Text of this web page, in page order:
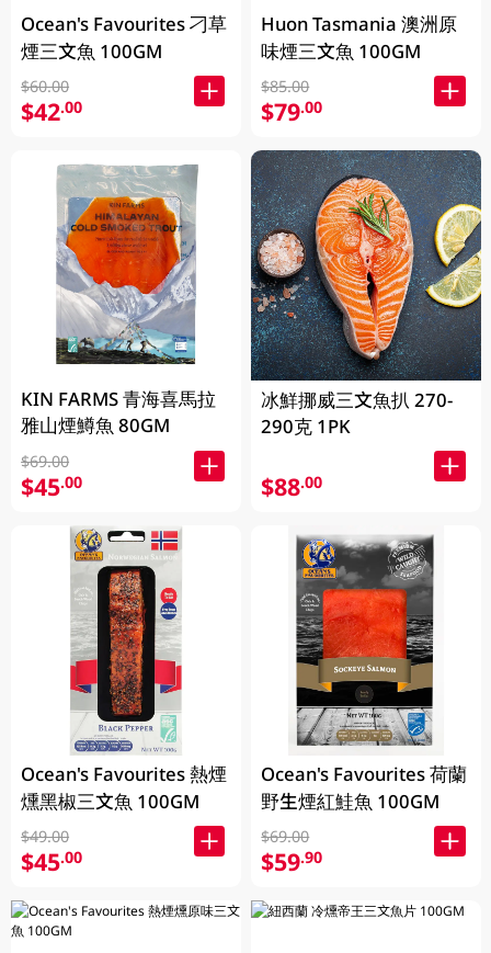
Ocean's Favourites 刁草
煙三文魚 100GM
$60.00
$42.00
KIN FARMS 青海喜馬拉
雅山煙鱒魚 80GM
$69.00
$45.00
Ocean's Favourites 熱煙
燻黑椒三文魚 100GM
$49.00
$45.00
Huon Tasmania 澳洲原
味煙三文魚 100GM
$85.00
$79.00
冰鮮挪威三文魚扒 270-
290克 1PK
$88.00
Ocean's Favourites 荷蘭
野生煙紅鮭魚 100GM
$69.00
$59.90